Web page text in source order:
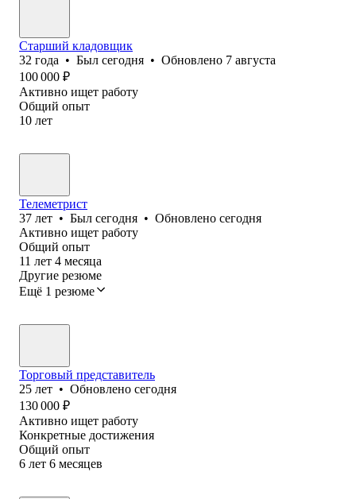
Старший кладовщик
32 года • Был сегодня • Обновлено 7 августа
100 000 ₽
Активно ищет работу
Общий опыт
10 лет
Телеметрист
37 лет • Был сегодня • Обновлено сегодня
Активно ищет работу
Общий опыт
11 лет 4 месяца
Другие резюме
Ещё 1 резюме
Торговый представитель
25 лет • Обновлено сегодня
130 000 ₽
Активно ищет работу
Конкретные достижения
Общий опыт
6 лет 6 месяцев